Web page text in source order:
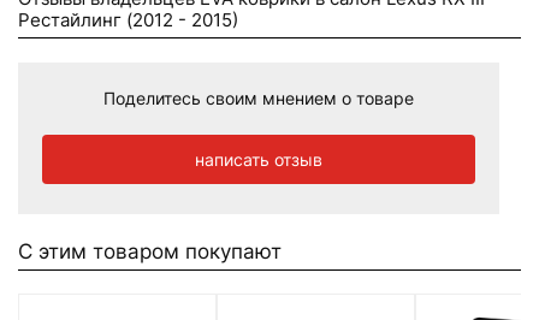
Рестайлинг (2012 - 2015)
Поделитесь своим мнением о товаре
написать отзыв
С этим товаром покупают